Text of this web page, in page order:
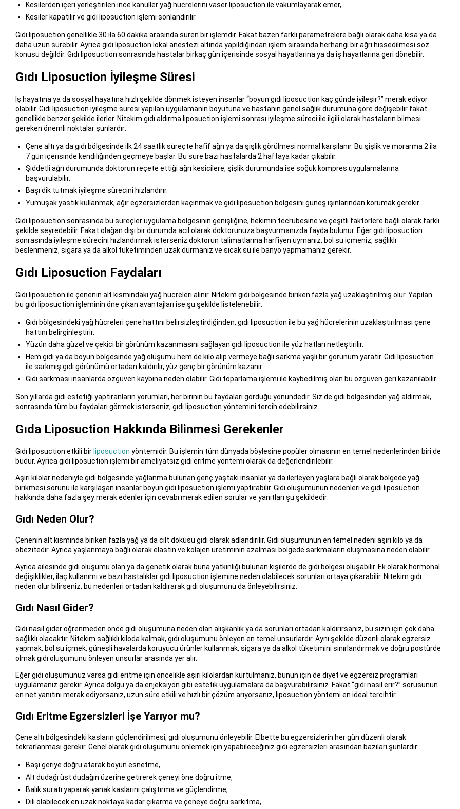
Kesilerden içeri yerleştirilen ince kanüller yağ hücrelerini vaser liposuction ile vakumlayarak emer,
Kesiler kapatılır ve gıdı liposuction işlemi sonlandırılır.
Gıdı liposuction genellikle 30 ila 60 dakika arasında süren bir işlemdir. Fakat bazen farklı parametrelere bağlı olarak daha kısa ya da
daha uzun sürebilir. Ayrıca gıdı liposuction lokal anestezi altında yapıldığından işlem sırasında herhangi bir ağrı hissedilmesi söz
konusu değildir. Gıdı liposuction sonrasında hastalar birkaç gün içerisinde sosyal hayatlarına ya da iş hayatlarına geri dönebilir.
Gıdı Liposuction İyileşme Süresi
İş hayatına ya da sosyal hayatına hızlı şekilde dönmek isteyen insanlar “boyun gıdı liposuction kaç günde iyileşir?” merak ediyor
olabilir. Gıdı liposuction iyileşme süresi yapılan uygulamanın boyutuna ve hastanın genel sağlık durumuna göre değişebilir fakat
genellikle benzer şekilde ilerler. Nitekim gıdı aldırma liposuction işlemi sonrası iyileşme süreci ile ilgili olarak hastaların bilmesi
gereken önemli noktalar şunlardır:
Çene altı ya da gıdı bölgesinde ilk 24 saatlik süreçte hafif ağrı ya da şişlik görülmesi normal karşılanır. Bu şişlik ve morarma 2 ila
7 gün içerisinde kendiliğinden geçmeye başlar. Bu süre bazı hastalarda 2 haftaya kadar çıkabilir.
Şiddetli ağrı durumunda doktorun reçete ettiği ağrı kesicilere, şişlik durumunda ise soğuk kompres uygulamalarına
başvurulabilir.
Başı dik tutmak iyileşme sürecini hızlandırır.
Yumuşak yastık kullanmak, ağır egzersizlerden kaçınmak ve gıdı liposuction bölgesini güneş ışınlarından korumak gerekir.
Gıdı liposuction sonrasında bu süreçler uygulama bölgesinin genişliğine, hekimin tecrübesine ve çeşitli faktörlere bağlı olarak farklı
şekilde seyredebilir. Fakat olağan dışı bir durumda acil olarak doktorunuza başvurmanızda fayda bulunur. Eğer gıdı liposuction
sonrasında iyileşme sürecini hızlandırmak isterseniz doktorun talimatlarına harfiyen uymanız, bol su içmeniz, sağlıklı
beslenmeniz, sigara ya da alkol tüketiminden uzak durmanız ve sıcak su ile banyo yapmamanız gerekir.
Gıdı Liposuction Faydaları
Gıdı liposuction ile çenenin alt kısmındaki yağ hücreleri alınır. Nitekim gıdı bölgesinde biriken fazla yağ uzaklaştırılmış olur. Yapılan
bu gıdı liposuction işleminin öne çıkan avantajları ise şu şekilde listelenebilir:
Gıdı bölgesindeki yağ hücreleri çene hattını belirsizleştirdiğinden, gıdı liposuction ile bu yağ hücrelerinin uzaklaştırılması çene
hattını belirginleştirir.
Yüzün daha güzel ve çekici bir görünüm kazanmasını sağlayan gıdı liposuction ile yüz hatları netleştirilir.
Hem gıdı ya da boyun bölgesinde yağ oluşumu hem de kilo alıp vermeye bağlı sarkma yaşlı bir görünüm yaratır. Gıdı liposuction
ile sarkmış gıdı görünümü ortadan kaldırılır, yüz genç bir görünüm kazanır.
Gıdı sarkması insanlarda özgüven kaybına neden olabilir. Gıdı toparlama işlemi ile kaybedilmiş olan bu özgüven geri kazanılabilir.
Son yıllarda gıdı estetiği yaptıranların yorumları, her birinin bu faydaları gördüğü yönündedir. Siz de gıdı bölgesinden yağ aldırmak,
sonrasında tüm bu faydaları görmek isterseniz, gıdı liposuction yöntemini tercih edebilirsiniz.
Gıda Liposuction Hakkında Bilinmesi Gerekenler
Gıdı liposuction etkili birliposuction yöntemidir. Bu işlemin tüm dünyada böylesine popüler olmasının en temel nedenlerinden biri de
budur. Ayrıca gıdı liposuction işlemi bir ameliyatsız gıdı eritme yöntemi olarak da değerlendirilebilir.
Aşırı kilolar nedeniyle gıdı bölgesinde yağlanma bulunan genç yaştaki insanlar ya da ilerleyen yaşlara bağlı olarak bölgede yağ
birikmesi sorunu ile karşılaşan insanlar boyun gıdı liposuction işlemi yaptırabilir. Gıdı oluşumunun nedenleri ve gıdı liposuction
hakkında daha fazla şey merak edenler için cevabı merak edilen sorular ve yanıtları şu şekildedir:
Gıdı Neden Olur?
Çenenin alt kısmında biriken fazla yağ ya da cilt dokusu gıdı olarak adlandırılır. Gıdı oluşumunun en temel nedeni aşırı kilo ya da
obezitedir. Ayrıca yaşlanmaya bağlı olarak elastin ve kolajen üretiminin azalması bölgede sarkmaların oluşmasına neden olabilir.
Ayrıca ailesinde gıdı oluşumu olan ya da genetik olarak buna yatkınlığı bulunan kişilerde de gıdı bölgesi oluşabilir. Ek olarak hormonal
değişiklikler, ilaç kullanımı ve bazı hastalıklar gıdı liposuction işlemine neden olabilecek sorunları ortaya çıkarabilir. Nitekim gıdı
neden olur bilirseniz, bu nedenleri ortadan kaldırarak gıdı oluşumunu da önleyebilirsiniz.
Gıdı Nasıl Gider?
Gıdı nasıl gider öğrenmeden önce gıdı oluşumuna neden olan alışkanlık ya da sorunları ortadan kaldırırsanız, bu sizin için çok daha
sağlıklı olacaktır. Nitekim sağlıklı kiloda kalmak, gıdı oluşumunu önleyen en temel unsurlardır. Aynı şekilde düzenli olarak egzersiz
yapmak, bol su içmek, güneşli havalarda koruyucu ürünler kullanmak, sigara ya da alkol tüketimini sınırlandırmak ve doğru postürde
olmak gıdı oluşumunu önleyen unsurlar arasında yer alır.
Eğer gıdı oluşumunuz varsa gıdı eritme için öncelikle aşırı kilolardan kurtulmanız, bunun için de diyet ve egzersiz programları
uygulamanız gerekir. Ayrıca dolgu ya da enjeksiyon gibi estetik uygulamalara da başvurabilirsiniz. Fakat “gıdı nasıl erir?” sorusunun
en net yanıtını merak ediyorsanız, uzun süre etkili ve hızlı bir çözüm arıyorsanız, liposuction yöntemi en ideal tercihtir.
Gıdı Eritme Egzersizleri İşe Yarıyor mu?
Çene altı bölgesindeki kasların güçlendirilmesi, gıdı oluşumunu önleyebilir. Elbette bu egzersizlerin her gün düzenli olarak
tekrarlanması gerekir. Genel olarak gıdı oluşumunu önlemek için yapabileceğiniz gıdı egzersizleri arasından bazıları şunlardır:
Başı geriye doğru atarak boyun esnetme,
Alt dudağı üst dudağın üzerine getirerek çeneyi öne doğru itme,
Balık suratı yaparak yanak kaslarını çalıştırma ve güçlendirme,
Dili olabilecek en uzak noktaya kadar çıkarma ve çeneye doğru sarkıtma,